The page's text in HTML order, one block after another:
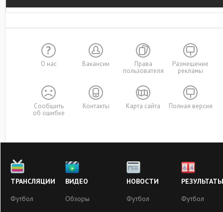
О нас Вакансии
Права
пользователя
Размещение
рекламы
Сообщить
об ошибке
Контакты Карта сайта Полная версия
ТРАНСЛЯЦИИ
Футбол
ВИДЕО
Обзоры
НОВОСТИ
Футбол
РЕЗУЛЬТАТЫ
Футбол